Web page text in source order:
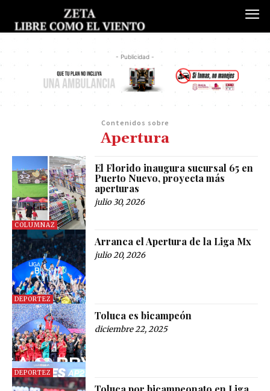
- Publicidad -
Contenidos sobre
Apertura
COLUMNAZ
El Florido inaugura sucursal 65 en
Puerto Nuevo, proyecta más
aperturas
julio 30, 2026
DEPORTEZ
Arranca el Apertura de la Liga Mx
julio 20, 2026
DEPORTEZ
Toluca es bicampeón
diciembre 22, 2025